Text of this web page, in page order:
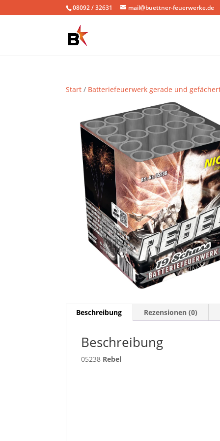
08092 / 32631 mail@buettner-feuerwerke.de
Start / Batteriefeuerwerk gerade und
Beschreibung Rezensionen (0)
Beschreibung
05238 Rebel